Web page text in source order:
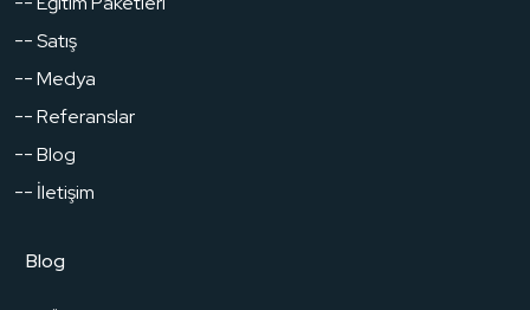
-- Satış
-- Medya
-- Referanslar
-- Blog
-- İletişim
Blog